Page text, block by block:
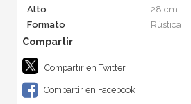
Alto
28 cm
Formato
Rústica
Compartir en Twitter
Compartir en Facebook